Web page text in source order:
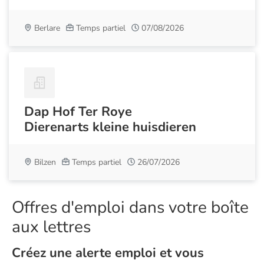
Berlare Temps partiel 07/08/2026
Dap Hof Ter Roye
Dierenarts kleine huisdieren
Bilzen Temps partiel 26/07/2026
Offres d'emploi dans votre boîte
aux lettres
Créez une alerte emploi et vous